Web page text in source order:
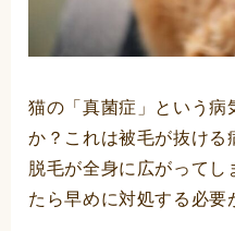
猫の「真菌症」という病
か？これは被毛が抜ける
脱毛が全身に広がってし
たら早めに対処する必要